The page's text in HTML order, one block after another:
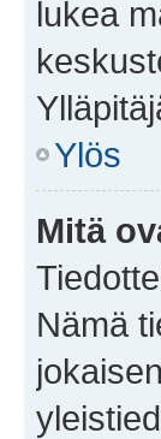
lukea
Ylös
Mitä
Nämä